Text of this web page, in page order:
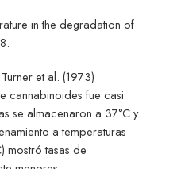
in the degradation of
et al. (1973)
cannabinoides fue casi
se almacenaron a 37°C y
a temperaturas
mostró tasas de